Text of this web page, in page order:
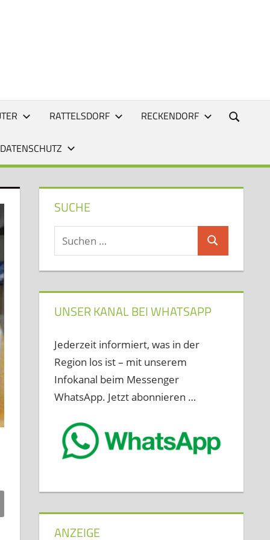
RATTELSDORF RECKENDORF
SUCHE
Suchen
nach:
Suchen
UNSER KANAL BEI WHATSAPP
Jederzeit informiert, was in der
Region los ist – mit unserem
Infokanal beim Messenger
WhatsApp. Jetzt abonnieren …
ANZEIGE